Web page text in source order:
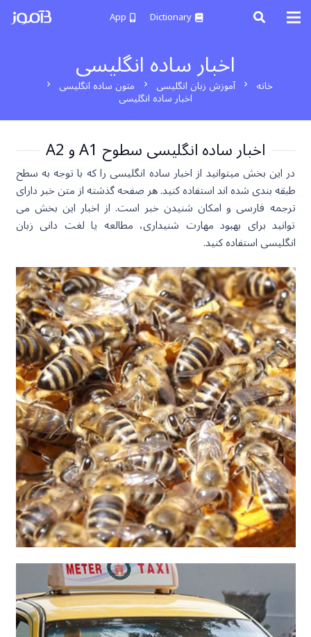
Dictionary
App
اخبار ساده انگلیسی خانه chevron_right آموزش زبان انگلیسی chevron_right متون ساده انگلیسی chevron_right
اخبار ساده انگلیسی
اخبار ساده انگلیسی سطوح A1 و A2
در این بخش میتوانید از اخبار ساده انگلیسی را که با توجه به سطح
طبقه بندی شده اند استفاده کنید. هر صفحه گذشته از متن خبر دارای
ترجمه فارسی و امکان شنیدن خبر است. از اخبار این بخش می
توانید برای بهبود مهارت شنیداری، مطالعه یا لغت دانی زبان
انگلیسی استفاده کنید.
اخبار ساده انگلیسی به همراه صدا و ترجمه فارسی